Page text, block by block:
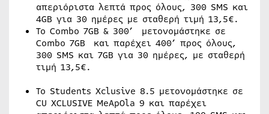
απεριόριστα λεπτά προς όλους, 300 SMS και
4GB για 30 ημέρες με σταθερή τιμή 13,5€.
Το Combo 7GB & 300’ μετονομάστηκε σε
Combo 7GB και παρέχει 400’ προς όλους,
300 SMS και 7GB για 30 ημέρες, με σταθερή
τιμή 13,5€.
Το Students Xclusive 8.5 μετονομάστηκε σε
CU XCLUSIVE MeApOla 9 και παρέχει